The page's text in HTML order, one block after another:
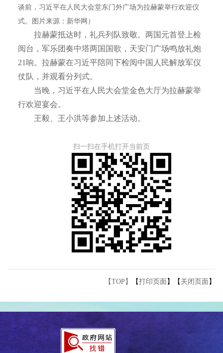
谈前，习近平在人民大会堂东门外广场为拉赫蒙举行欢迎仪
式。图片来源：新华网）
拉赫蒙抵达时，礼兵列队致敬。两国元首登上检
阅台，军乐团奏中塔两国国歌，天安门广场鸣放礼炮
21响。拉赫蒙在习近平陪同下检阅中国人民解放军仪
仗队，并观看分列式。
当晚，习近平在人民大会堂金色大厅为拉赫蒙举
行欢迎宴会。
王毅、王小洪等参加上述活动。
扫一扫在手机打开当前页
【TOP】 【打印页面 】【 关闭页面 】